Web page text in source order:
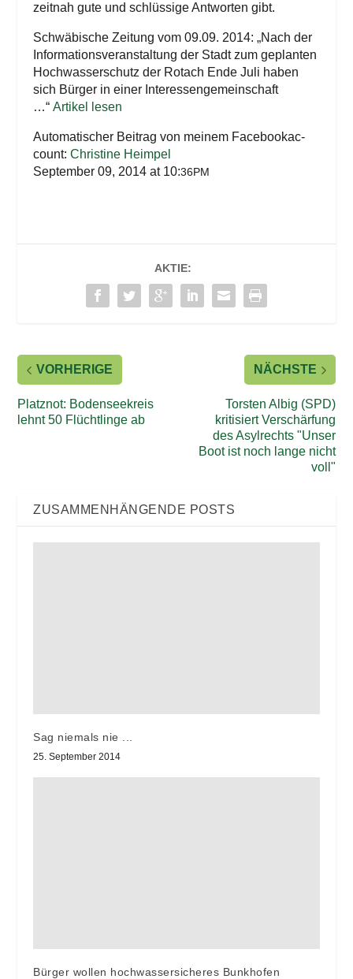
zeit­nah gute und schlüs­si­ge Ant­wor­ten gibt.
Schwä­bi­sche Zei­tung vom 09.09. 2014: „Nach der
Infor­ma­ti­ons­ver­an­stal­tung der Stadt zum geplan­ten
Hoch­was­ser­schutz der Rotach Ende Juli haben
sich Bür­ger in einer Inter­es­sen­ge­mein­schaft
…“Arti­kel lesen
Auto­ma­ti­scher Bei­trag von mei­nem Face­book­ac­
count:Chris­ti­ne Heimpel
Sep­tem­ber 09, 2014 at 10:36PM
AKTIE:
VORHERIGE
Platznot: Bodenseekreis
lehnt 50 Flüchtlinge ab
NÄCHSTE
Torsten Albig (SPD)
kritisiert Verschärfung
des Asylrechts "Unser
Boot ist noch lange nicht
voll"
ZUSAMMENHÄNGENDE POSTS
Sag niemals nie ...
25. September 2014
Bürger wollen hochwassersicheres Bunkhofen